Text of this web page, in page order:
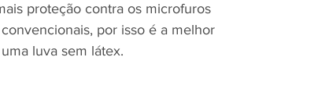
proteção contra os microfuros
por isso é a melhor
luva sem látex.